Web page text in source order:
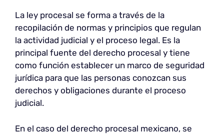
La ley procesal se forma a través de la
recopilación de normas y principios que regulan
la actividad judicial y el proceso legal. Es la
principal fuente del derecho procesal y tiene
como función establecer un marco de seguridad
jurídica para que las personas conozcan sus
derechos y obligaciones durante el proceso
judicial.
En el caso del derecho procesal mexicano, se